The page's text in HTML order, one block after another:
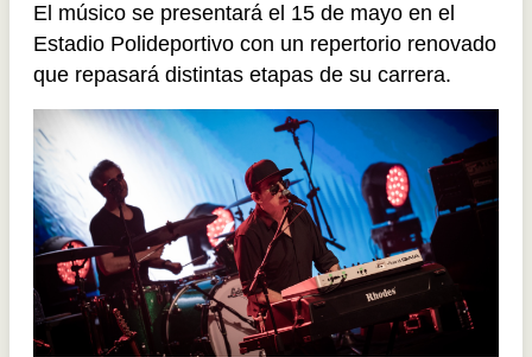
El músico se presentará el 15 de mayo en el
Estadio Polideportivo con un repertorio renovado
que repasará distintas etapas de su carrera.